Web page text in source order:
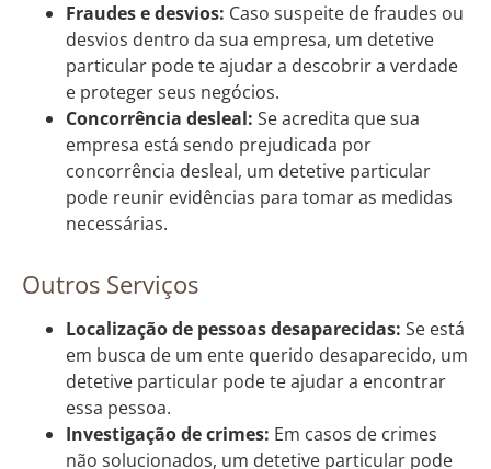
Fraudes e desvios: Caso suspeite de fraudes ou
desvios dentro da sua empresa, um detetive
particular pode te ajudar a descobrir a verdade
e proteger seus negócios.
Concorrência desleal: Se acredita que sua
empresa está sendo prejudicada por
concorrência desleal, um detetive particular
pode reunir evidências para tomar as medidas
necessárias.
Outros Serviços
Localização de pessoas desaparecidas: Se está
em busca de um ente querido desaparecido, um
detetive particular pode te ajudar a encontrar
essa pessoa.
Investigação de crimes: Em casos de crimes
não solucionados, um detetive particular pode